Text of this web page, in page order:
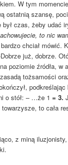
W tym
ostatnią szansę,
był czas, żeby udać
to nic
chciał mówić.
już, dobrze.
poziomie źródła, w
tożsamości
podkreślając
o stół: – …że 1 = 3.
to cała
z miną